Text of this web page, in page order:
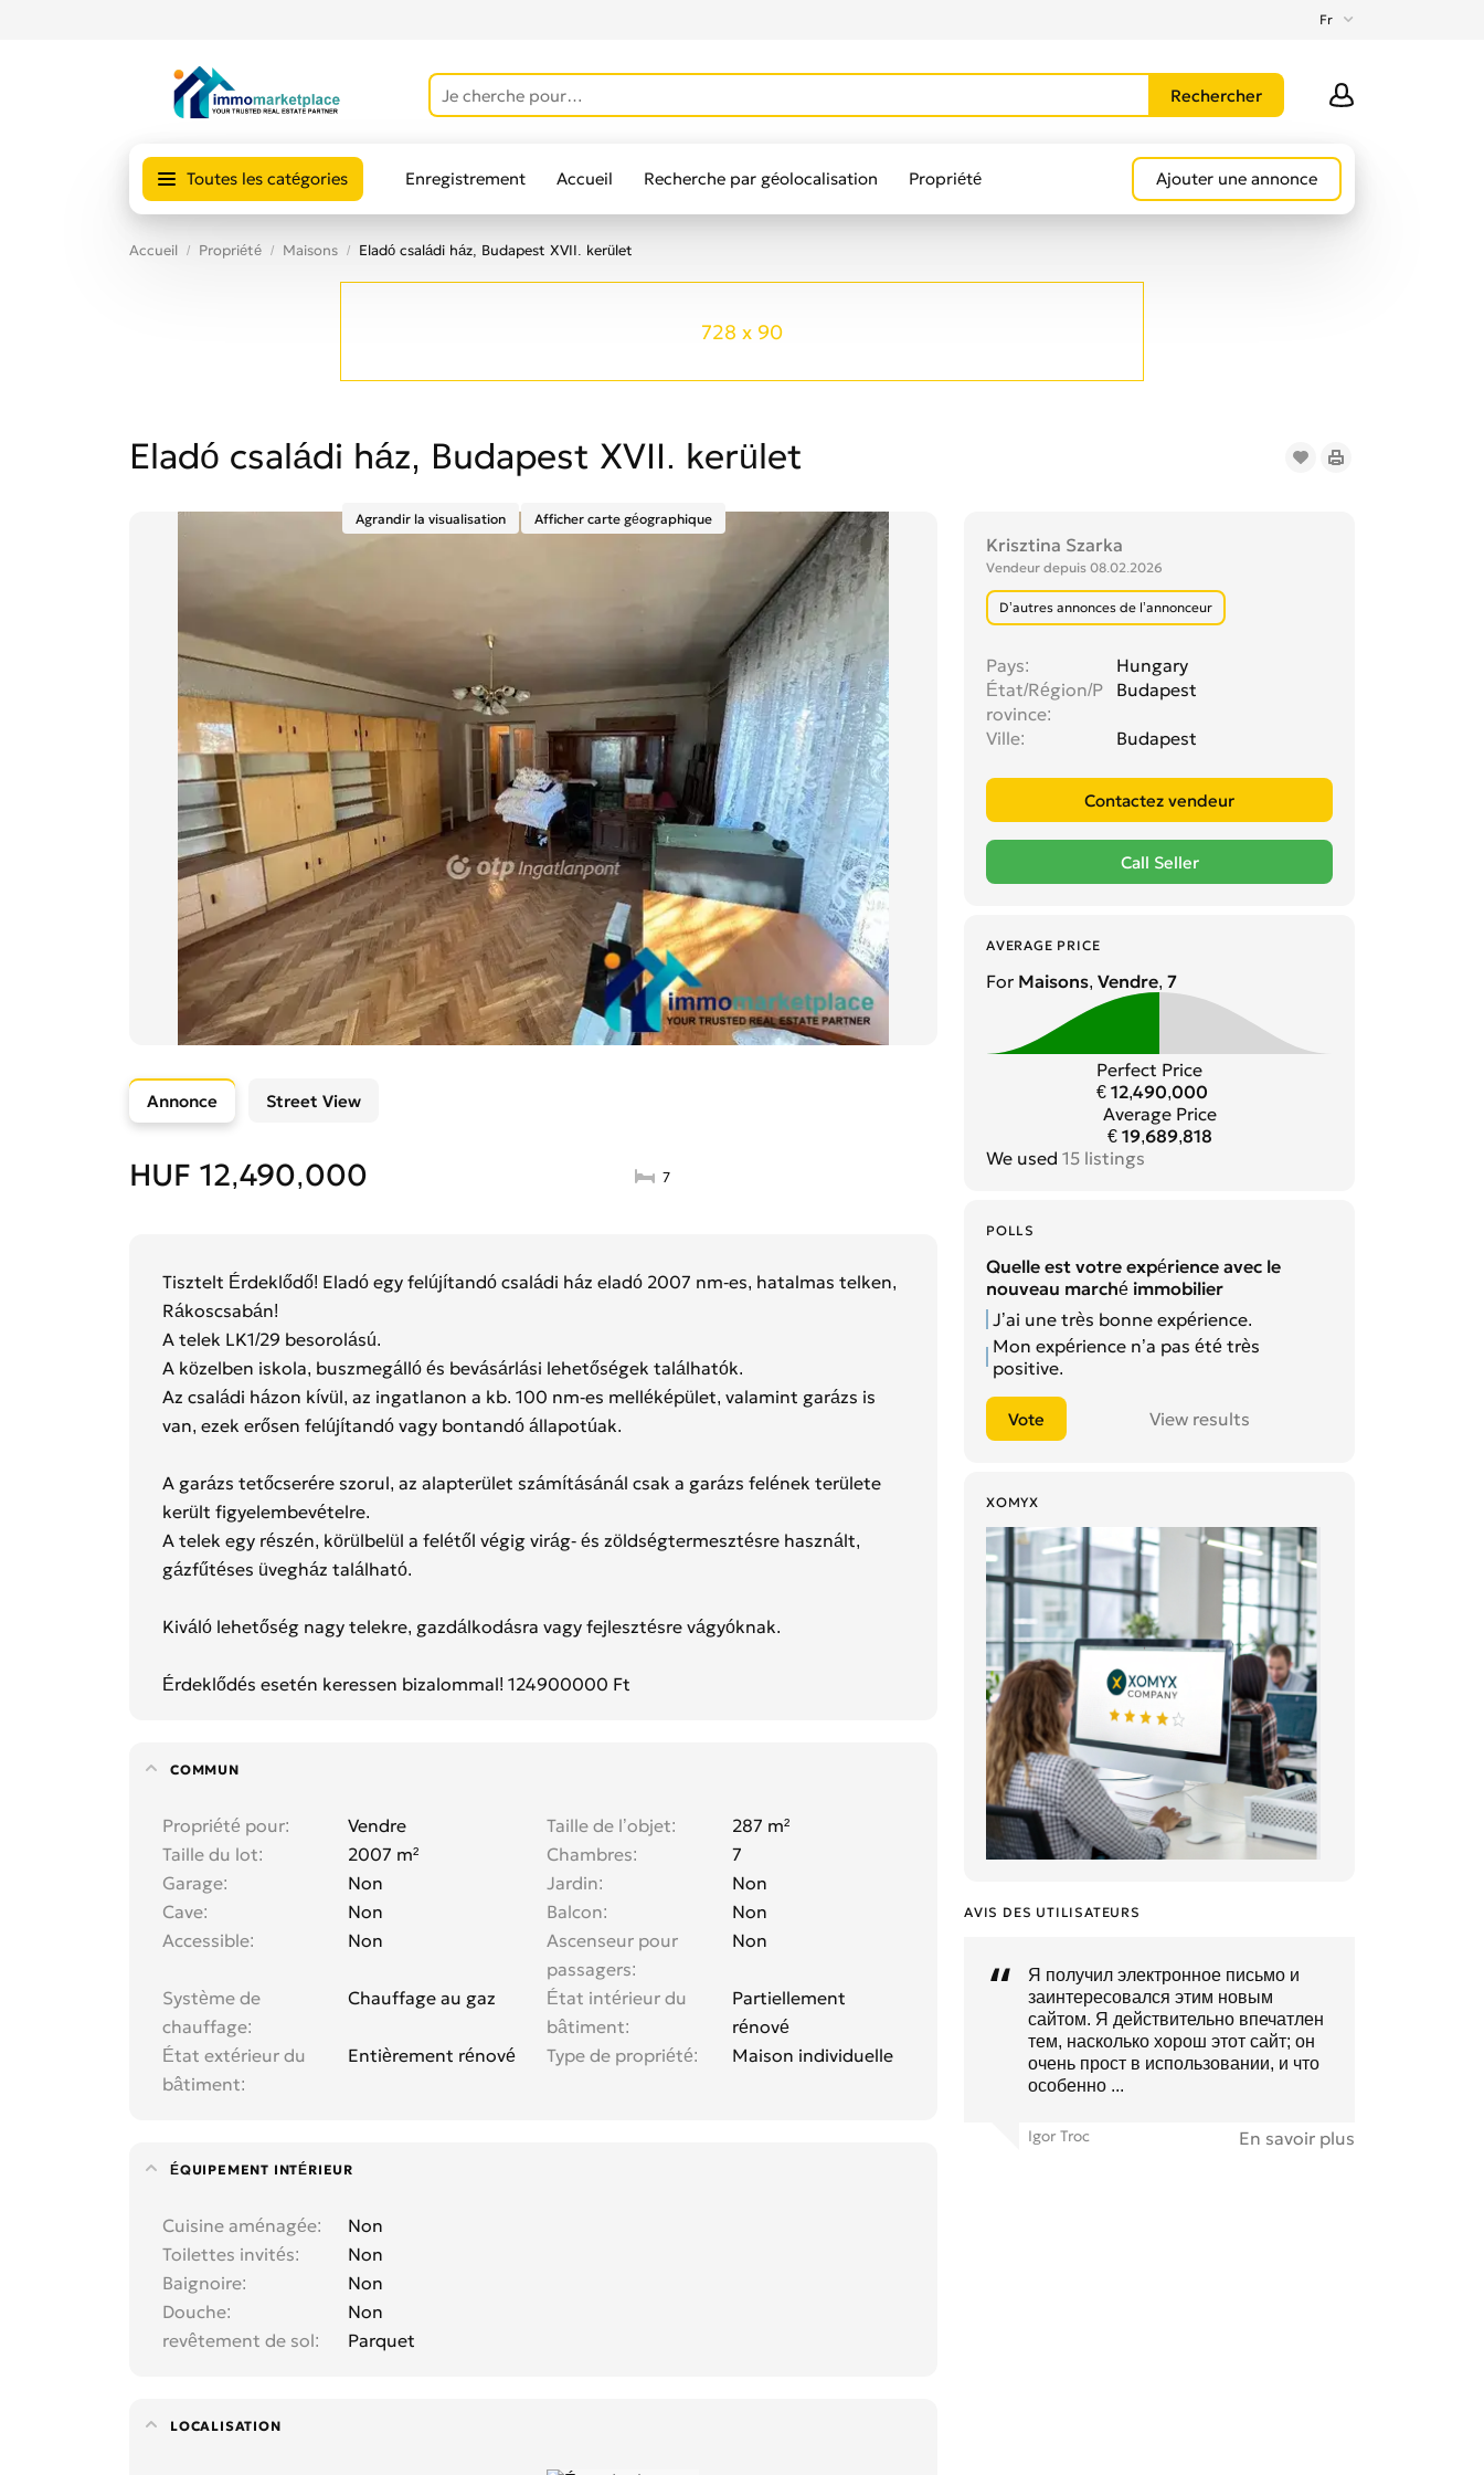
Fr
Toutes les catégories Enregistrement Accueil Recherche par géolocalisation Propriété Ajouter une annonce
Accueil Propriété Maisons Eladó családi ház, Budapest XVII. kerület
728 x 90
Eladó családi ház, Budapest XVII. kerület
Krisztina Szarka
Vendeur depuis 08.02.2026
D’autres annonces de l’annonceur
Pays
Hungary
État/Région/P
rovince
Budapest
Ville Budapest
AVERAGE PRICE
For Maisons, Vendre, 7
Perfect Price
€ 12,490,000
Average Price
€ 19,689,818
We used 15 listings
POLLS
Quelle est votre expérience avec le
nouveau marché immobilier
J’ai une très bonne expérience.
Mon expérience n’a pas été très
positive.
View results
XOMYX
AVIS DES UTILISATEURS
Я получил электронное письмо и
заинтересовался этим новым
сайтом. Я действительно впечатлен
тем, насколько хорош этот сайт; он
очень прост в использовании, и что
особенно ...
Igor Troc En savoir plus
Agrandir la visualisation Afficher carte géographique
Annonce Street View
HUF 12,490,000 7
Tisztelt Érdeklődő! Eladó egy felújítandó családi ház eladó 2007 nm-es, hatalmas telken,
Rákoscsabán!
A telek LK1/29 besorolású.
A közelben iskola, buszmegálló és bevásárlási lehetőségek találhatók.
Az családi házon kívül, az ingatlanon a kb. 100 nm-es melléképület, valamint garázs is
van, ezek erősen felújítandó vagy bontandó állapotúak.
A garázs tetőcserére szorul, az alapterület számításánál csak a garázs felének területe
került figyelembevételre.
A telek egy részén, körülbelül a felétől végig virág- és zöldségtermesztésre használt,
gázfűtéses üvegház található.
Kiváló lehetőség nagy telekre, gazdálkodásra vagy fejlesztésre vágyóknak.
Érdeklődés esetén keressen bizalommal! 124900000 Ft
COMMUN
Propriété pour Vendre Taille de l’objet
287 m²
Taille du lot
2007 m² Chambres
7
Garage
Non Jardin
Non
Cave
Non Balcon
Non
Accessible
Non
Ascenseur pour
passagers
Non
Système de
chauffage
Chauffage au gaz
État intérieur du
bâtiment
Partiellement
rénové
État extérieur du
bâtiment
Entièrement rénové Type de propriété Maison individuelle
ÉQUIPEMENT INTÉRIEUR
Cuisine aménagée
Non
Toilettes invités
Non
Baignoire
Non
Douche
Non
revêtement de sol
Parquet
LOCALISATION